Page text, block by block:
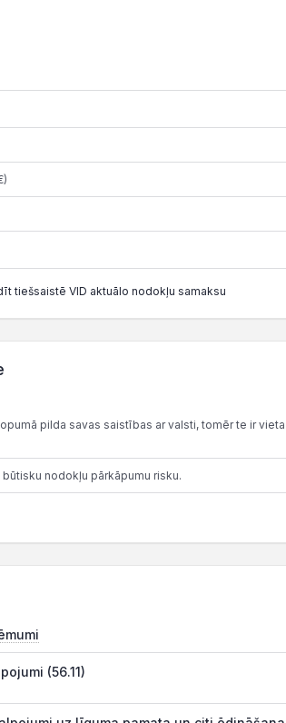
tiešsaistē VID aktuālo nodokļu samaksu
pilda savas saistības ar valsti, tomēr te ir
nodokļu pārkāpumu risku.
(56.11)